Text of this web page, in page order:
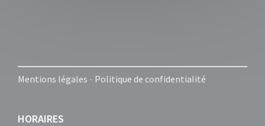
Mentions légales - Politique de confidentialité
HORAIRES